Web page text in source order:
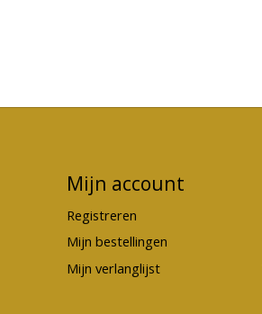
Mijn account
Registreren
Mijn bestellingen
Mijn verlanglijst